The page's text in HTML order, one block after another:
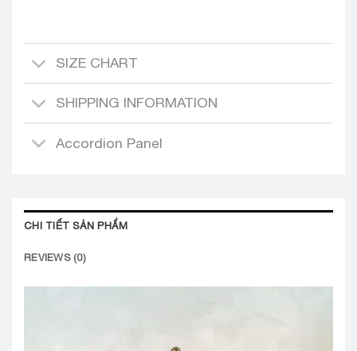
SIZE CHART
SHIPPING INFORMATION
Accordion Panel
CHI TIẾT SẢN PHẨM
REVIEWS (0)